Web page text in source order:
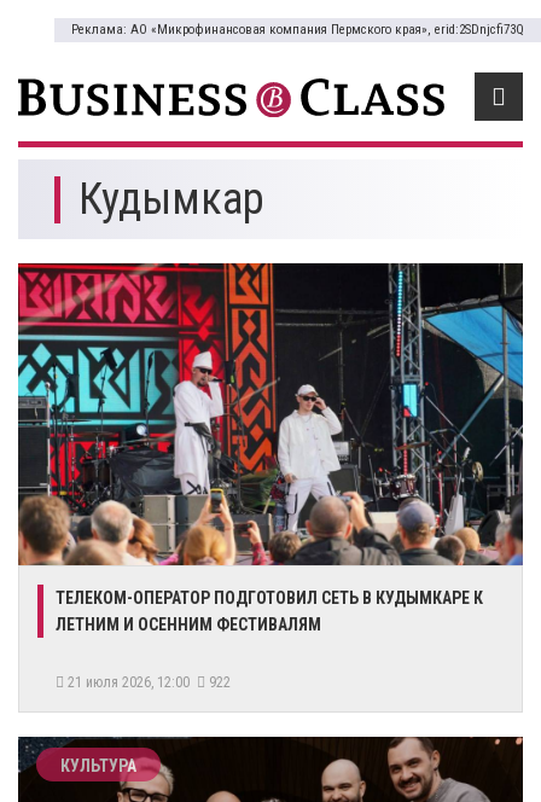
Реклама: АО «Микрофинансовая компания Пермского края», erid:2SDnjcfi73Q
Кудымкар
ТЕЛЕКОМ-ОПЕРАТОР ПОДГОТОВИЛ СЕТЬ В КУДЫМКАРЕ К
ЛЕТНИМ И ОСЕННИМ ФЕСТИВАЛЯМ
21 июля 2026, 12:00 922
КУЛЬТУРА